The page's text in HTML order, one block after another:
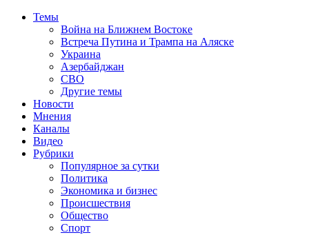
Темы
Война на Ближнем Востоке
Встреча Путина и Трампа на Аляске
Украина
Азербайджан
СВО
Другие темы
Новости
Мнения
Каналы
Видео
Рубрики
Популярное за сутки
Политика
Экономика и бизнес
Происшествия
Общество
Спорт